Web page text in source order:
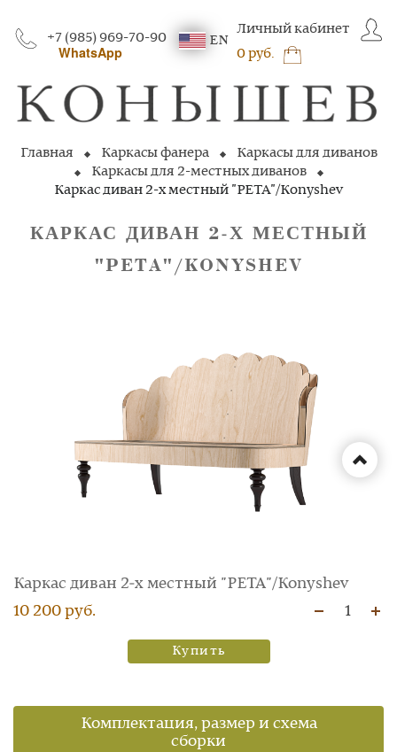
+7 (985) 969-70-90
WhatsApp
EN
Личный кабинет
0 руб.
Главная Каркасы фанера
Каркасы для диванов
Каркасы для 2-местных диванов
Каркас диван 2-х местный "PETA"/Konyshev
КАРКАС ДИВАН 2‑Х МЕСТНЫЙ
"PETA"/KONYSHEV
Каркас диван 2‑х местный "PETA"/Konyshev
10 200 руб.
1
Купить
Комплектация, размер и схема
сборки